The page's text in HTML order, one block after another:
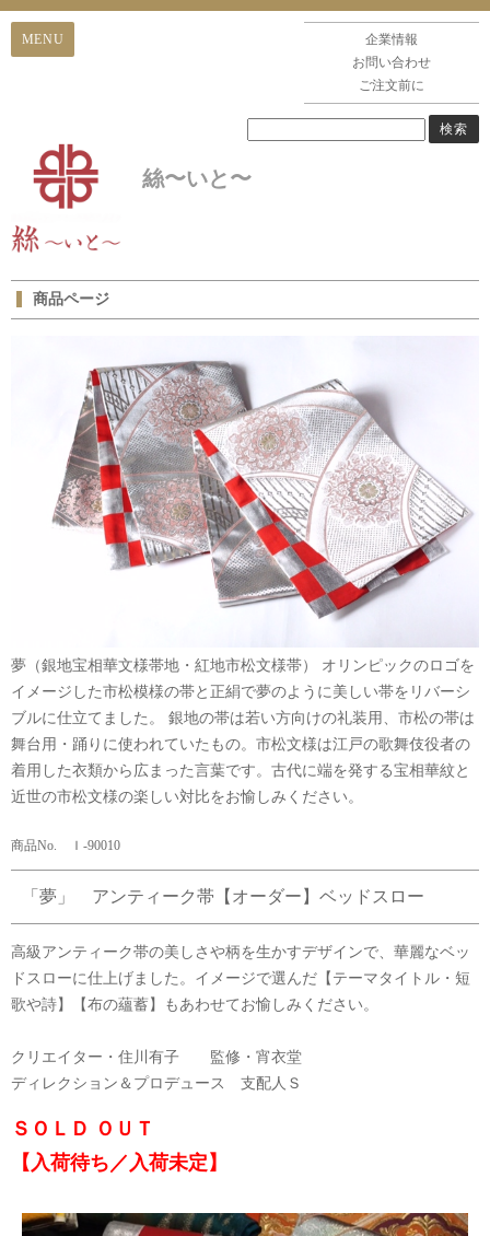
企業情報
お問い合わせ
ご注文前に
絲〜いと〜
商品ページ
夢（銀地宝相華文様帯地・紅地市松文様帯） オリンピックのロゴを
イメージした市松模様の帯と正絹で夢のように美しい帯をリバーシ
ブルに仕立てました。 銀地の帯は若い方向けの礼装用、市松の帯は
舞台用・踊りに使われていたもの。市松文様は江戸の歌舞伎役者の
着用した衣類から広まった言葉です。古代に端を発する宝相華紋と
近世の市松文様の楽しい対比をお愉しみください。
商品No. Ｉ-90010
「夢」 アンティーク帯【オーダー】ベッドスロー
高級アンティーク帯の美しさや柄を生かすデザインで、華麗なベッ
ドスローに仕上げました。イメージで選んだ【テーマタイトル・短
歌や詩】【布の蘊蓄】もあわせてお愉しみください。
クリエイター・住川有子 監修・宵衣堂
ディレクション＆プロデュース 支配人Ｓ
ＳＯＬＤ ＯＵＴ
【入荷待ち／入荷未定】